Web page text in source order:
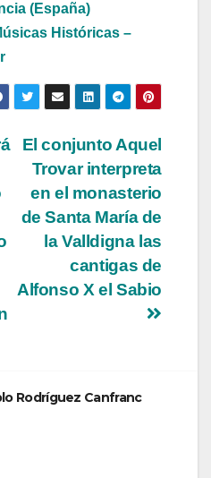
(España)
Históricas –
El conjunto Aquel
Trovar interpreta
en el monasterio
de Santa María de
la Valldigna las
cantigas de
Alfonso X el Sabio
Rodríguez Canfranc